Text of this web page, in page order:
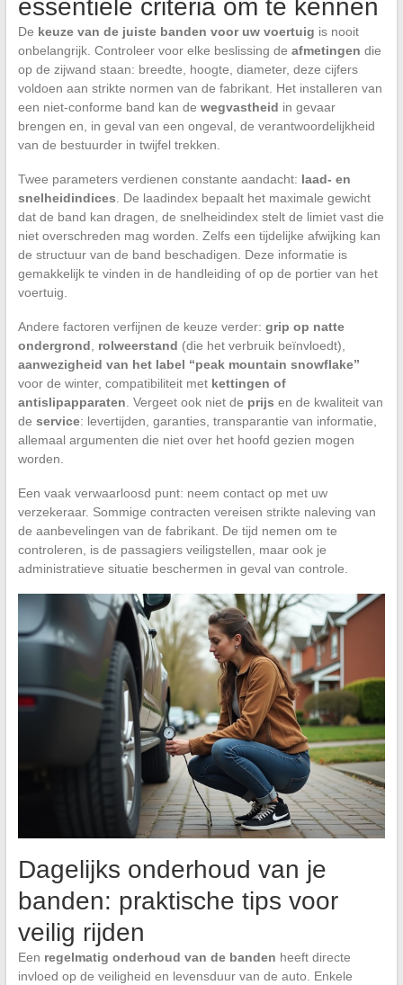
essentiële criteria om te kennen
De keuze van de juiste banden voor uw voertuig is nooit
onbelangrijk. Controleer voor elke beslissing de afmetingen die
op de zijwand staan: breedte, hoogte, diameter, deze cijfers
voldoen aan strikte normen van de fabrikant. Het installeren van
een niet-conforme band kan de wegvastheid in gevaar
brengen en, in geval van een ongeval, de verantwoordelijkheid
van de bestuurder in twijfel trekken.
Twee parameters verdienen constante aandacht: laad- en
snelheidindices . De laadindex bepaalt het maximale gewicht
dat de band kan dragen, de snelheidindex stelt de limiet vast die
niet overschreden mag worden. Zelfs een tijdelijke afwijking kan
de structuur van de band beschadigen. Deze informatie is
gemakkelijk te vinden in de handleiding of op de portier van het
voertuig.
Andere factoren verfijnen de keuze verder: grip op natte
ondergrond
rolweerstand (die het verbruik beïnvloedt),
aanwezigheid van het label “peak mountain snowflake”
voor de winter, compatibiliteit met kettingen of
antislipapparaten . Vergeet ook niet de prijs en de kwaliteit van
de service: levertijden, garanties, transparantie van informatie,
allemaal argumenten die niet over het hoofd gezien mogen
worden.
Een vaak verwaarloosd punt: neem contact op met uw
verzekeraar. Sommige contracten vereisen strikte naleving van
de aanbevelingen van de fabrikant. De tijd nemen om te
controleren, is de passagiers veiligstellen, maar ook je
administratieve situatie beschermen in geval van controle.
Dagelijks onderhoud van je
banden: praktische tips voor
veilig rijden
Een regelmatig onderhoud van de banden heeft directe
invloed op de veiligheid en levensduur van de auto. Enkele